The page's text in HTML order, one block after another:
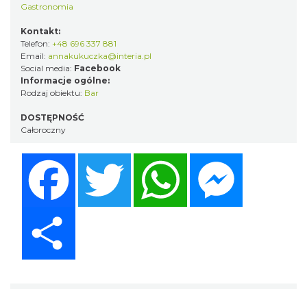
Gastronomia
Kontakt:
Telefon: +48 696 337 881
Email: annakukuczka@interia.pl
Social media: Facebook
Informacje ogólne:
Rodzaj obiektu: Bar
DOSTĘPNOŚĆ
Całoroczny
Twitter WhatsApp